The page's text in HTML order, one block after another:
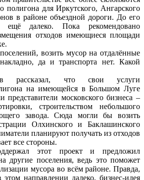
полигона для Иркутского, Ангарского
в районе объездной дороги. До его
ещё далеко. Пока рекомендовано
отходов имеющиеся площади
возить мусор на отдалённые
да и транспорта нет. Какой
рассказал, что свои услуги
на имеющейся в Большом Луге
представители московского бизнеса –
строительством небольшого
завода. Сюда могли бы возить
Олхинского и Баклашинского
планируют получать из отходов
все стороны.
этот проект и предложил
другие поселения, ведь это поможет
мусора во всём районе. Правда,
направлении далеко, бизнес-идея